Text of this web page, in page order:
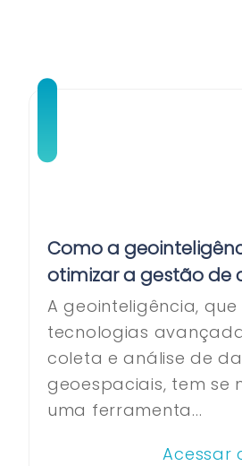
Como a
otimizar a gestão de
A geointeligência, que
tecnologias
coleta e análise de
geoespaciais, tem se
uma ferramenta...
Acessar